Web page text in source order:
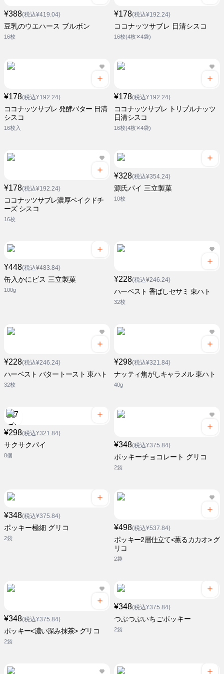
¥388(税込¥419.04)
豆乳のウエハース ブルボン
16枚
¥178(税込¥192.24)
ココナッツサブレ 日清シスコ
16枚(4枚✕4袋)
¥178(税込¥192.24)
ココナッツサブレ 発酵バター 日清
シスコ
16枚入
¥178(税込¥192.24)
ココナッツサブレ トリプルナッツ
日清シスコ
16枚(4枚✕4袋)
¥178(税込¥192.24)
ココナッツサブレ濃厚ベイクドチ
ーズ シスコ
16枚
¥328(税込¥354.24)
源氏パイ 三立製菓
10枚
¥448(税込¥483.84)
缶入かにビス 三立製菓
100g
¥228(税込¥246.24)
ハーベスト 香ばしセサミ 東ハト
32枚
¥228(税込¥246.24)
ハーベスト バタートースト 東ハト
32枚
¥298(税込¥321.84)
ナッティ焦がしキャラメル 東ハト
40g
¥298(税込¥321.84)
サクサクパイ
8個
¥348(税込¥375.84)
ポッキーチョコレート グリコ
2袋
¥348(税込¥375.84)
ポッキー極細 グリコ
2袋
¥498(税込¥537.84)
ポッキー2層仕立て<薫るカカオ> グ
リコ
2袋
¥348(税込¥375.84)
ポッキー<濃い深み抹茶> グリコ
2袋
¥348(税込¥375.84)
つぶつぶいちごポッキー
2袋